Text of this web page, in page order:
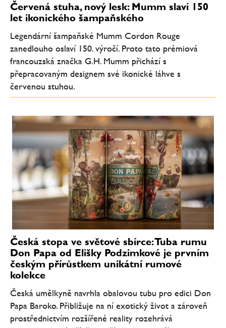
Červená stuha, nový lesk: Mumm slaví 150
let ikonického šampaňského
Legendární šampaňské Mumm Cordon Rouge
zanedlouho oslaví 150. výročí. Proto tato prémiová
francouzská značka G.H. Mumm přichází s
přepracovaným designem své ikonické láhve s
červenou stuhou.
Česká stopa ve světové sbírce: Tuba rumu
Don Papa od Elišky Podzimkové je prvním
českým přírůstkem unikátní rumové
kolekce
Česká umělkyně navrhla obalovou tubu pro edici Don
Papa Baroko. Přibližuje na ní exotický život a zároveň
prostřednictvím rozšířené reality rozehrává